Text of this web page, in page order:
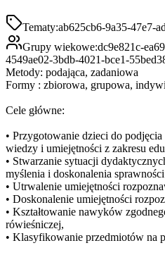
Tematy:ab625cb6-9a35-47e7-
Grupy wiekowe:dc9e821c-
4549ae02-3bdb-4021-bce1-
Metody: podająca, zadaniowa
Formy : zbiorowa, grupowa,
Cele główne:
• Przygotowanie dzieci do
wiedzy i umiejętności z zakresu
• Stwarzanie sytuacji
myślenia i doskonalenia
• Utrwalenie umiejętności
• Doskonalenie umiejętności
• Kształtowanie nawyków
rówieśniczej,
• Klasyfikowanie przedmiotów na